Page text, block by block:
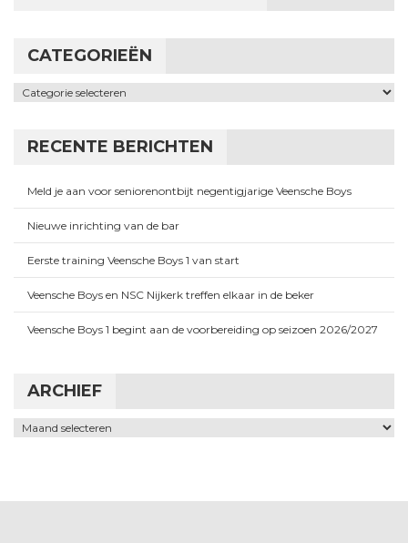
CATEGORIEËN
Categorieën
RECENTE BERICHTEN
Meld je aan voor seniorenontbijt negentigjarige Veensche Boys
Nieuwe inrichting van de bar
Eerste training Veensche Boys 1 van start
Veensche Boys en NSC Nijkerk treffen elkaar in de beker
Veensche Boys 1 begint aan de voorbereiding op seizoen 2026/2027
ARCHIEF
Archief